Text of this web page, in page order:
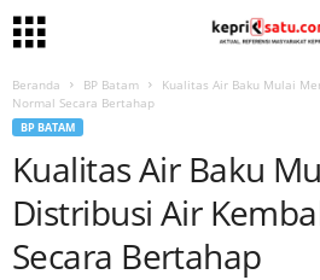
Beranda BP Batam
Kualitas Air Baku Mulai
Normal Secara Bertahap
BP BATAM
Kualitas Air Baku
Distribusi Air
Secara Bertahap